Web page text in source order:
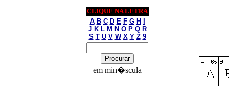
CLIQUE NA LETRA
A B C D E F G H
J K L M N O P Q R
S T U V W X Y Z 9
em min�scula